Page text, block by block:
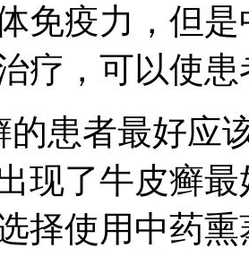
免疫力，但
疗，可以使
的患者最好应
现了牛皮癣
择使用中药